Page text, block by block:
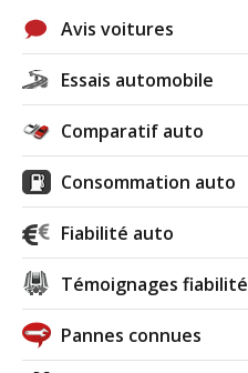
Avis voitures
Essais automobile
Comparatif auto
Consommation auto
Fiabilité auto
Témoignages fiabilité
Pannes connues